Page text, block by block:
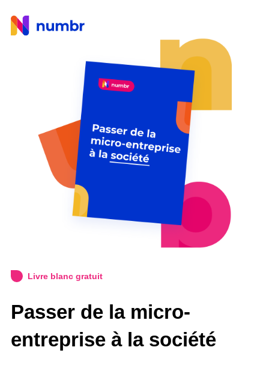
Livre blanc gratuit
Passer de la micro-
entreprise à la société